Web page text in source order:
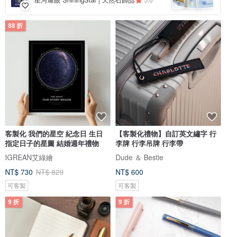
88 折
客製化 我們的星空 紀念日 生日
指定日子的星圖 結婚週年禮物
IGREAN艾綠繪
NT$ 730 NT$ 829
可客製
【客製化禮物】自訂英文繡字 行
李牌 行李吊牌 行李帶
Dude ＆ Bestie
NT$ 600
可客製
9 折 9 折